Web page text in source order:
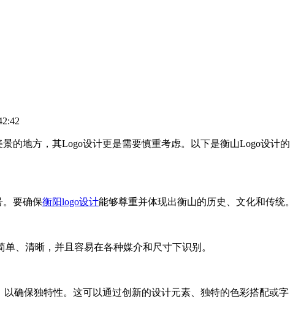
的地方，其Logo设计更是需要慎重考虑。以下是衡山Logo设计的
。要确保衡阳logo设计能够尊重并体现出衡山的历史、文化和传统。
、清晰，并且容易在各种媒介和尺寸下识别。
确保独特性。这可以通过创新的设计元素、独特的色彩搭配或字